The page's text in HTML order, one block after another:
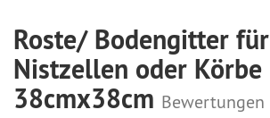
Roste/ Bodengitter für
Nistzellen oder Körbe
38cmx38cm Bewertungen